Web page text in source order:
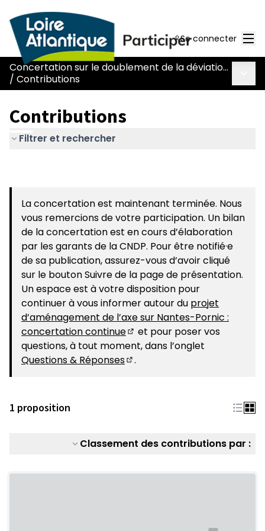
Se connecter
Concertation sur le doublement de la déviation de Chaumes-en-Retz - route Nantes-Pornic
/ Contributions
Contributions
Filtrer et rechercher
La concertation est maintenant terminée. Nous
vous remercions de votre participation. Un bilan
de la concertation est en cours d’élaboration
par les garants de la CNDP. Pour être notifié·e
de sa publication, assurez-vous d’avoir cliqué
sur le bouton Suivre de la page de présentation.
Un espace est à votre disposition pour
continuer à vous informer autour du projet
d’aménagement de l’axe sur Nantes-Pornic :
concertation continue
(S'ouvre dans un nouvel
et pour poser vos
questions, à tout moment, dans l’onglet
Questions & Réponses
.
1 proposition
Classement des contributions par :